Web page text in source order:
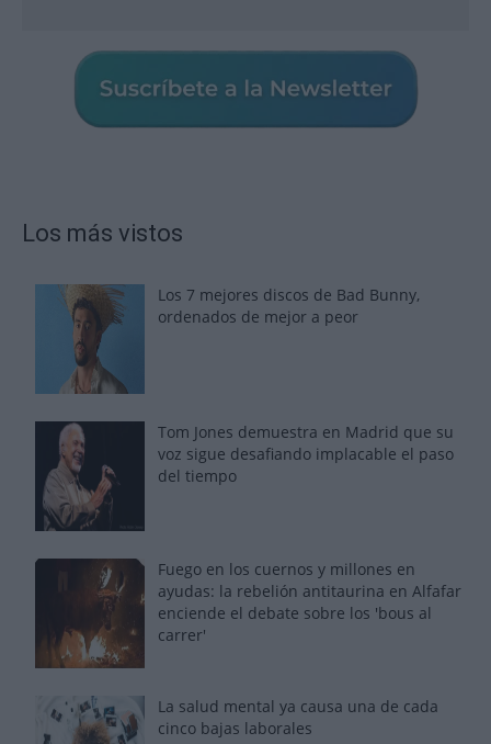
Los más vistos
Los 7 mejores discos de Bad Bunny,
ordenados de mejor a peor
Tom Jones demuestra en Madrid que su
voz sigue desafiando implacable el paso
del tiempo
Fuego en los cuernos y millones en
ayudas: la rebelión antitaurina en Alfafar
enciende el debate sobre los 'bous al
carrer'
La salud mental ya causa una de cada
cinco bajas laborales